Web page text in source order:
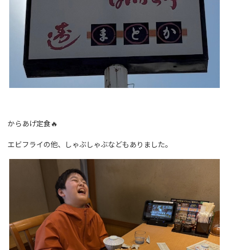
からあげ定食🔥
エビフライの他、しゃぶしゃぶなどもありました。